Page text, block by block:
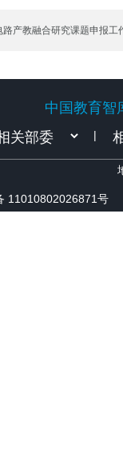
产教融合研究课题申报工
中国教育智
|
11010802026871号